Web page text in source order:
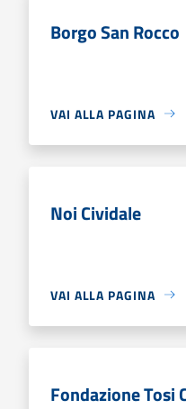
Borgo San Rocco
VAI ALLA PAGINA
Noi Cividale
VAI ALLA PAGINA
Fondazione Tosi